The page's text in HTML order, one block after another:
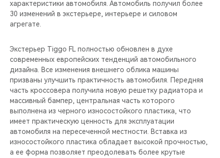
характеристики автомобиля. Автомобиль получил более
30 изменений в экстерьере, интерьере и силовом
агрегате.
Экстерьер Tiggo FL полностью обновлен в духе
современных европейских тенденций автомобильного
дизайна. Все изменения внешнего облика машины
призваны улучшить практичность автомобиля. Передняя
часть кроссовера получила новую решетку радиатора и
массивный бампер, центральная часть которого
выполнена из черного износостойкого пластика, что
имеет практическую ценность для эксплуатации
автомобиля на пересеченной местности. Вставка из
износостойкого пластика обладает высокой прочностью,
а ее форма позволяет преодолевать более крутые